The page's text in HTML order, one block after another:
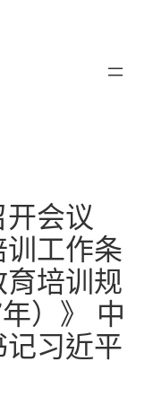
会议
工作条
培训规
）》 中
习近平